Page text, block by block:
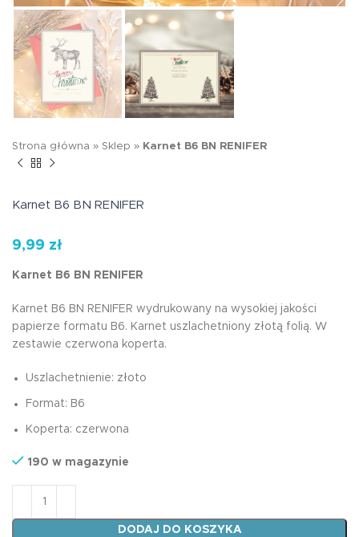
Strona główna » Sklep » Karnet B6 BN RENIFER
Karnet B6 BN RENIFER
9,99 zł
Karnet B6 BN RENIFER
Karnet B6 BN RENIFER wydrukowany na wysokiej jakości
papierze formatu B6. Karnet uszlachetniony złotą folią. W
zestawie czerwona koperta.
Uszlachetnienie: złoto
Format: B6
Koperta: czerwona
190 w magazynie
ilość Karnet B6 BN RENIFER
DODAJ DO KOSZYKA